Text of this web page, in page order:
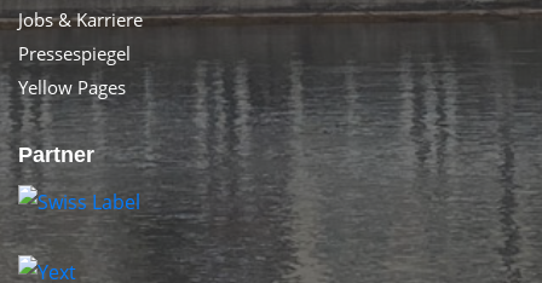
Jobs & Karriere
Pressespiegel
Yellow Pages
Partner